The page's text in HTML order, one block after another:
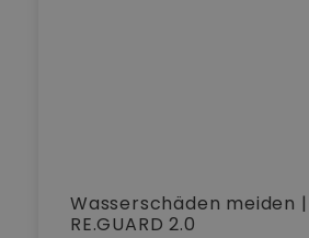
Wasserschäden meiden |
RE.GUARD 2.0